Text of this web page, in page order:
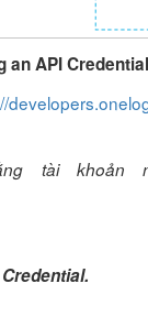
an API
tài khoản